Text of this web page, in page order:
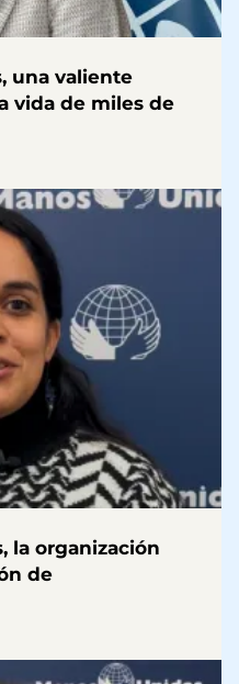
una valiente
vida de miles de
la organización
de